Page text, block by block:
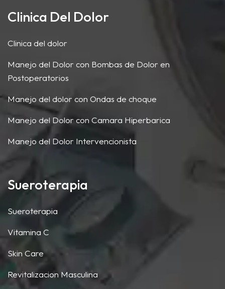
Clinica Del Dolor
Clinica del dolor
Manejo del Dolor con Bombas de Dolor en
Postoperatorios
Manejo del dolor con Ondas de choque
Manejo del Dolor con Camara Hiperbarica
Manejo del Dolor Intervencionista
Sueroterapia
Sueroterapia
Vitamina C
Skin Care
Revitalizacion Masculina